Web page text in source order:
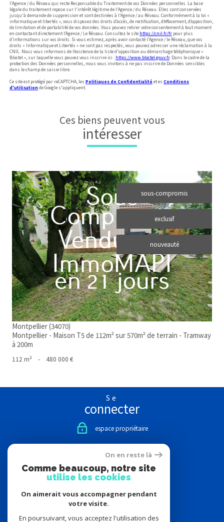
l'Agence / du Réseau qui reste Responsable du Traitement de vos Données personnelles. La base
légale du traitement repose sur l'intérêt légitime de l'Agence / du Réseau. Elles sont conservées
jusqu'à demande de suppression et sont destinées à l'Agence / au Réseau. Conformément à la loi «
informatique et libertés », vous disposez des droits d’accès, de rectification, d’effacement, d’opposition,
de limitation et de portabilité de vos données. Vous pouvez retirer votre consentement à tout moment
en contactant directement l’Agence / Le Réseau. Consultez le site https://cnil.fr/fr pour plus
d’informations sur vos droits. Si vous estimez, après avoir contacté l'Agence / le Réseau, que vos
droits « Informatique et Libertés » ne sont pas respectés, vous pouvez adresser une réclamation à la
CNIL. Nous vous informons de l’existence de la liste d'opposition au démarchage téléphonique «
Bloctel », sur laquelle vous pouvez vous inscrire ici : https://www.bloctel.gouv.fr. Dans le cadre de la
protection des Données personnelles, nous vous invitons à ne pas inscrire de Données sensibles
dans le champ de saisie libre.
Ce site est protégé par reCAPTCHA, les Politiques de Confidentialité et es Conditions
d'utilisation de Google s'appliquent.
Ces biens peuvent vous
intéresser
sous-compromis
exclusif
nouveauté
voir le bien
Montpellier (34070)
Montpellier - Maison T5 de 112m² sur 570m² de terrain - Tramway
à 200m
112 m² - 480 000 €
Se
connecter
espace propriétaire
Nous
suivre
Nous
adhérons
On en reste là
Comme beaucoup, notre site
utilise les cookies
On aimerait vous accompagner pendant
votre visite.
En poursuivant, vous acceptez l'utilisation des